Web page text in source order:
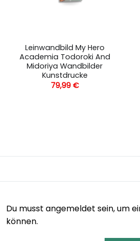
Leinwandbild My Hero
Academia Todoroki And
Midoriya Wandbilder
Kunstdrucke
79,99 €
Du musst angemeldet sein, um
können.